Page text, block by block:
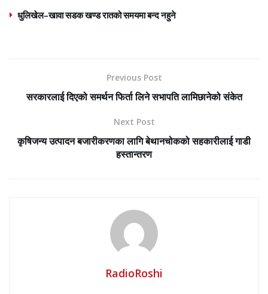
धुलिखेल–खावा सडक खण्ड रातको समयमा बन्द नहुने
Previous Post
सरकारलाई दिएको समर्थन फिर्ता लिने सभापति लामिछानेको संकेत
Next Post
कृषिजन्य उत्पादन बजारीकरणका लागि बेथानचोकको सहकारीलाई गाडी
हस्तान्तरण
RadioRoshi